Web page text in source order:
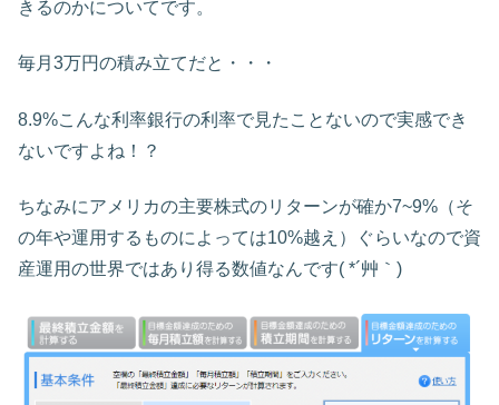
きるのかについてです。
毎月3万円の積み立てだと・・・
8.9%こんな利率銀行の利率で見たことないので実感でき
ないですよね！？
ちなみにアメリカの主要株式のリターンが確か7~9%（そ
の年や運用するものによっては10%越え）ぐらいなので資
産運用の世界ではあり得る数値なんです( *´艸｀)